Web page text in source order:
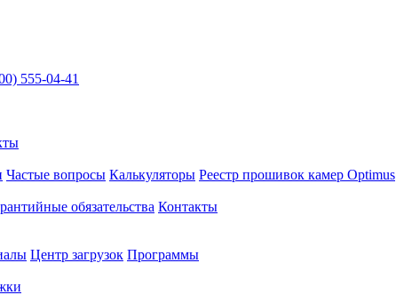
555-04-41
Частые вопросы Калькуляторы Реестр прошивок камер Optimus
обязательства Контакты
Центр загрузок Программы